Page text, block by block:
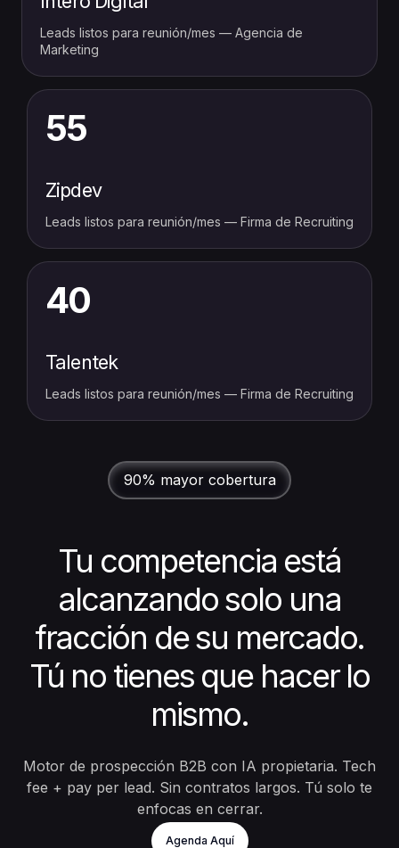
Leads listos para reunión/mes — Agencia de
Marketing
55
Zipdev
Leads listos para reunión/mes — Firma de Recruiting
40
Talentek
Leads listos para reunión/mes — Firma de Recruiting
90% mayor cobertura
Tu competencia está
alcanzando solo una
fracción de su mercado.
Tú no tienes que hacer lo
mismo.
Motor de prospección B2B con IA propietaria. Tech
fee + pay per lead. Sin contratos largos. Tú solo te
enfocas en cerrar.
Agenda Aquí